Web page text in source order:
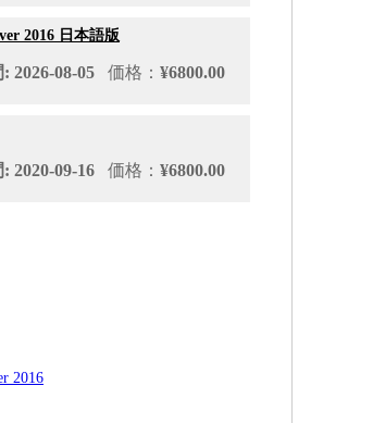
2016 日本語版
2026-08-05 価格： ¥6800.00
2020-09-16 価格： ¥6800.00
2016